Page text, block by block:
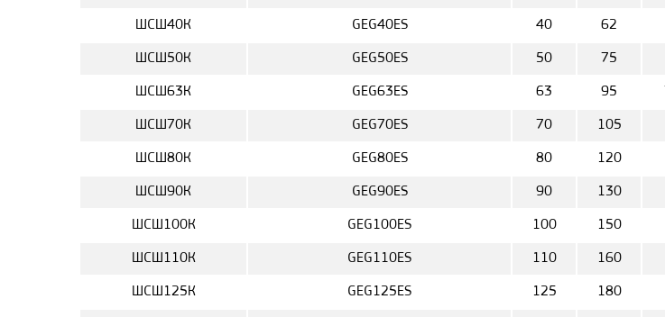
ШСШ40К GEG40ES 40 62
ШСШ50К GEG50ES 50 75
ШСШ63К GEG63ES 63 95
ШСШ70К GEG70ES 70 105
ШСШ80К GEG80ES 80 120
ШСШ90К GEG90ES 90 130
ШСШ100К GEG100ES 100 150
ШСШ110К GEG110ES 110 160
ШСШ125К GEG125ES 125 180